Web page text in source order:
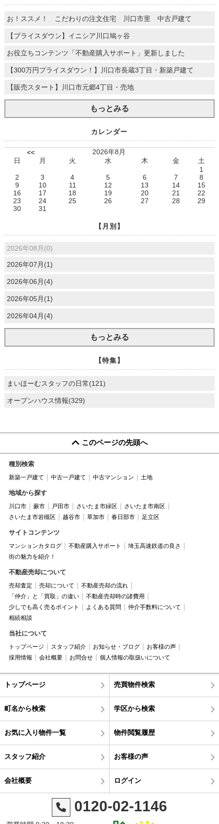
お！ススメ！ こだわりの注文住宅 川口市里 中古戸建て
【プライスダウン】イニシア川口鳩ヶ谷
お役立ちコンテンツ「不動産購入サポート」更新しました
【300万円プライスダウン！】川口市長蔵3丁目・新築戸建て
【販売スタート】川口市元郷4丁目・売地
もっとみる
カレンダー
<<
2026年8月
日
月 火 水 木 金
土
1
2
3 4 5 6 7
8
9
10 11 12 13 14
15
16
17 18 19 20 21
22
23
24 25 26 27 28
29
30
31
【月別】
2026年08月(0)
2026年07月(1)
2026年06月(4)
2026年05月(1)
2026年04月(4)
もっとみる
【特集】
まいほーむスタッフの日常(121)
オープンハウス情報(329)
このページの先頭へ
種別検索
新築一戸建て 中古一戸建て 中古マンション 土地
地域から探す
川口市 蕨市 戸田市 さいたま市緑区
さいたま市南区
さいたま市岩槻区
越谷市 草加市 春日部市 足立区
サイトコンテンツ
マンションカタログ 不動産購入サポート
埼玉高速鉄道の良さ
街の魅力を紹介！
不動産売却について
売却査定 売却について
不動産売却の流れ
「仲介」と「買取」の違い
不動産売却時の諸費用
少しでも高く売るポイント
よくある質問
仲介手数料について
相続相談
当社について
トップページ スタッフ紹介 お知らせ・ブログ
お客様の声
採用情報
会社概要 お問合せ 個人情報の取扱いについて
トップページ 売買物件検索
町名から検索 学区から検索
お気に入り物件一覧 物件閲覧履歴
スタッフ紹介 お客様の声
会社概要 ログイン
0120-02-1146